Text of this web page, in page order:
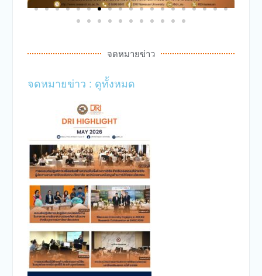
จดหมายข่าว
จดหมายข่าว : ดูทั้งหมด